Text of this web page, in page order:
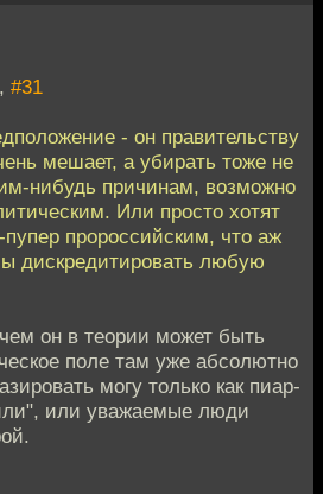
#31
- он правительству
мешает, а убирать тоже не
нибудь причинам, возможно
Или просто хотят
пупер пророссийским, что аж
дискредитировать любую
он в теории может быть
поле там уже абсолютно
могу только как пиар-
или уважаемые люди